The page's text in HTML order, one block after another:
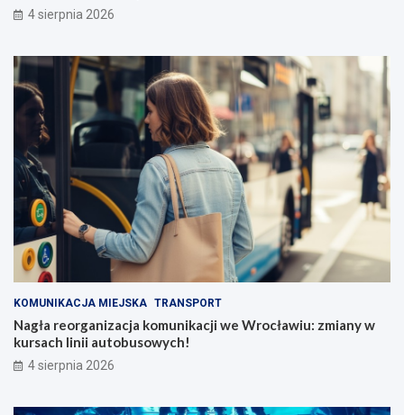
4 sierpnia 2026
KOMUNIKACJA MIEJSKA TRANSPORT
Nagła reorganizacja komunikacji we Wrocławiu: zmiany w
kursach linii autobusowych!
4 sierpnia 2026